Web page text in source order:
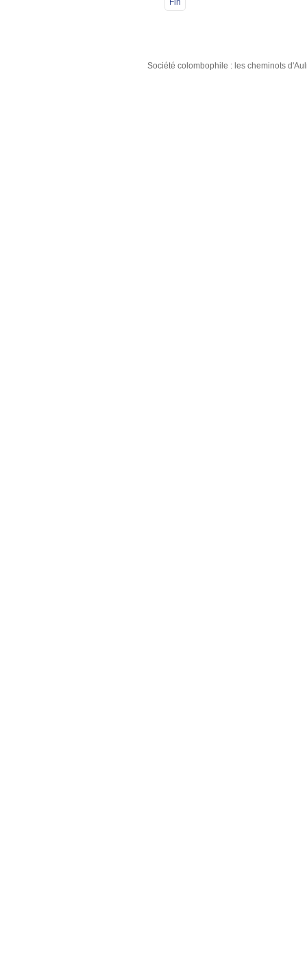
Fin
Société colombophile : les cheminots